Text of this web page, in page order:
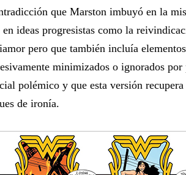
que Marston imbuyó en la
en ideas progresistas como la
pero que también incluía
minimizados o ignorados por
polémico y que esta versión
de ironía.